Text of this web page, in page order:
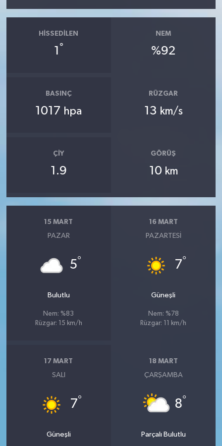
HISSEDILEN
1 °
NEM
%92
BASINÇ
1017 hpa
RÜZGAR
13 km/s
ÇIY
1.9
GÖRÜŞ
10 km
15 MART
PAZAR
5°
Bulutlu
Nem: %83
Rüzgar: 15 km/h
16 MART
PAZARTESI
7°
Güneşli
Nem: %78
Rüzgar: 11 km/h
17 MART
SALI
7°
Güneşli
18 MART
ÇARŞAMBA
8°
Parçalı Bulutlu